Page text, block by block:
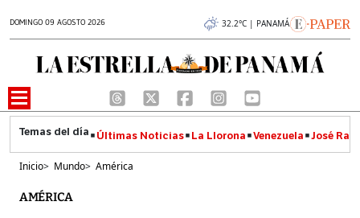
DOMINGO 09 AGOSTO 2026 32.2°C | PANAMÁ
Últimas Noticias La Llorona Venezuela José
Inicio> Mundo> América
AMÉRICA